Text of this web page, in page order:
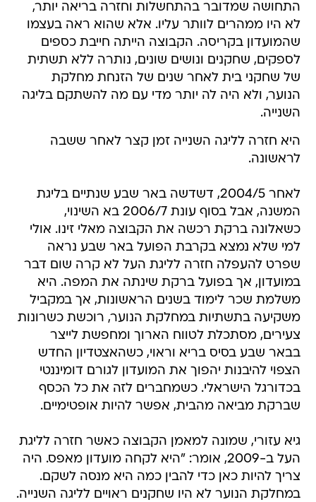
התחושה שמדובר בהתחשלות וחזרה בריאה יותר,
לא היו ממהרים לוותר עליו. אלא שהוא ראה בעצמו
שהמועדון בקריסה. הקבוצה הייתה חייבת כספים
לספקים, שחקנים ונושים שונים, נותרה ללא תשתית
של שחקני בית לאחר שנים של הזנחת מחלקת
הנוער, ולא היה לה יותר מדי עם מה להשתקם בליגה
השנייה.
היא חזרה לליגה השנייה זמן קצר לאחר ששבה
לראשונה.
לאחר 2004/5, דשדשה באר שבע שנתיים בליגת
המשנה, אבל בסוף עונת 2006/7 בא השינוי,
כשאלונה ברקת רכשה את הקבוצה מאלי זינו. אולי
למי שלא נמצא בקרבת הפועל באר שבע נראה
שפרט להעפלה חזרה לליגת העל לא קרה שום דבר
במועדון, אך בפועל ברקת שינתה את המפה. היא
משלמת שכר לימוד בשנים הראשונות, אך במקביל
משקיעה בתשתיות במחלקת הנוער, רוכשת כשרונות
צעירים, מסתכלת לטווח הארוך ומחפשת לייצר
בבאר שבע בסיס בריא וראוי, כשהאצטדיון החדש
הצפוי להיבנות יהפוך את המועדון לגורם דומיננטי
בכדורגל הישראלי. כשמחברים לזה את כל הכסף
שברקת מביאה מהבית, אפשר להיות אופטימיים.
גיא עזורי, שמונה למאמן הקבוצה כאשר חזרה לליגת
העל ב-2009, אומר: "היא לקחה מועדון מאפס. היה
צריך להיות כאן כדי להבין כמה היא מנסה לשקם.
במחלקת הנוער לא היו שחקנים ראויים לליגה השנייה.